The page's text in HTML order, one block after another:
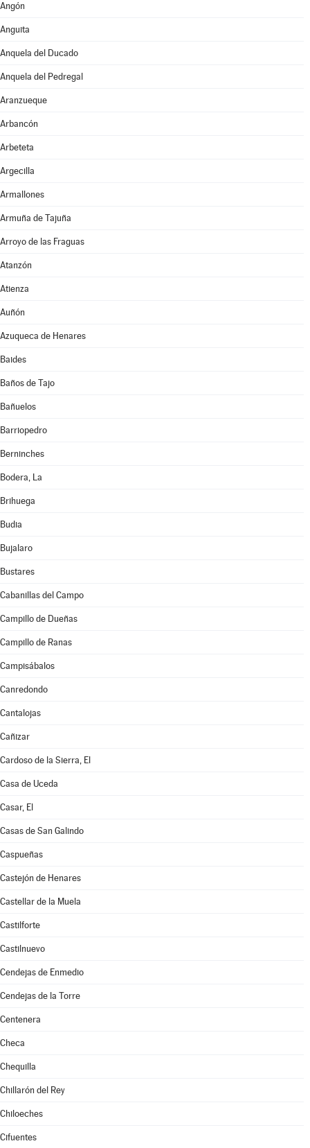
Angón
Anguita
Anquela del Ducado
Anquela del Pedregal
Aranzueque
Arbancón
Arbeteta
Argecilla
Armallones
Armuña de Tajuña
Arroyo de las Fraguas
Atanzón
Atienza
Auñón
Azuqueca de Henares
Baides
Baños de Tajo
Bañuelos
Barriopedro
Berninches
Bodera, La
Brihuega
Budia
Bujalaro
Bustares
Cabanillas del Campo
Campillo de Dueñas
Campillo de Ranas
Campisábalos
Canredondo
Cantalojas
Cañizar
Cardoso de la Sierra, El
Casa de Uceda
Casar, El
Casas de San Galindo
Caspueñas
Castejón de Henares
Castellar de la Muela
Castilforte
Castilnuevo
Cendejas de Enmedio
Cendejas de la Torre
Centenera
Checa
Chequilla
Chillarón del Rey
Chiloeches
Cifuentes